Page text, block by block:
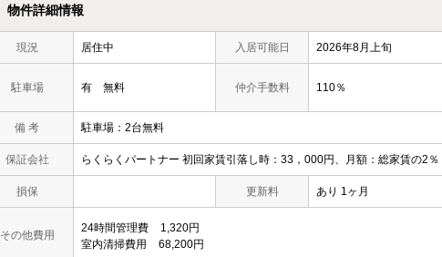
物件詳細情報
現況 居住中 入居可能日 2026年8月上旬
駐車場 有 無料 仲介手数料 110％
備 考 駐車場：2台無料
保証会社 らくらくパートナー 初回家賃引落し時：33，000円、月額：総家賃の2％
損保 更新料 あり 1ヶ月
その他費用
24時間管理費
1,320円
室内清掃費用
68,200円